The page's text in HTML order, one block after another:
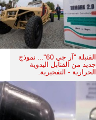
القنبلة "آر جي 60"... نموذج
جديد من القنابل اليدوية
الحرارية - التفجيرية.